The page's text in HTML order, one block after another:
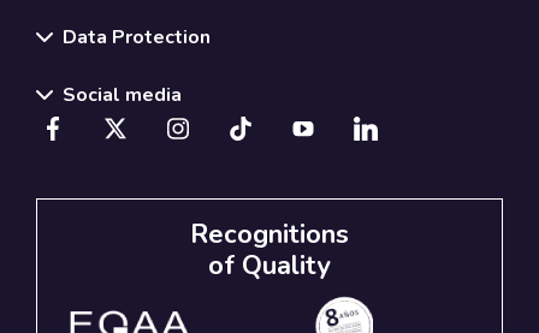
Data Protection
Social media
Recognitions
of Quality